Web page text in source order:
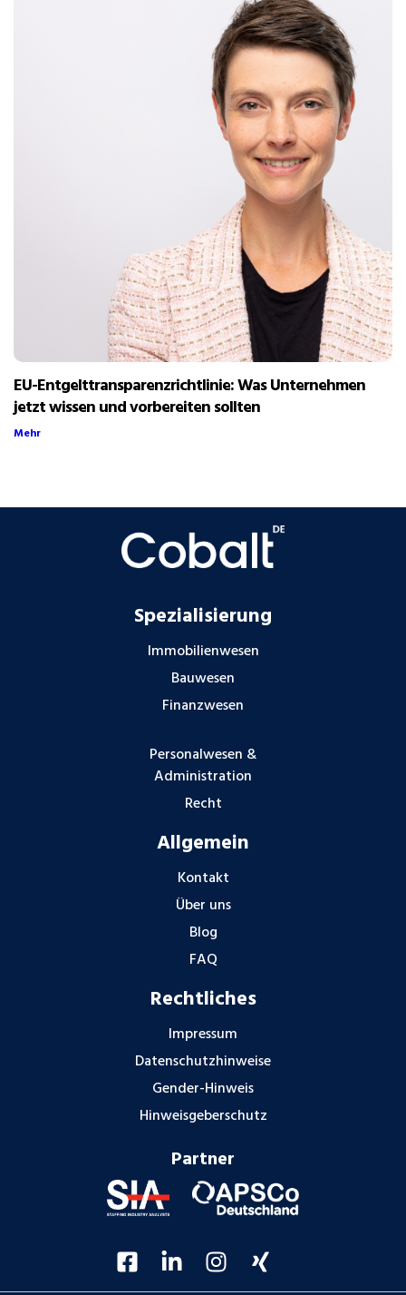
EU-Entgelttransparenzrichtlinie: Was Unternehmen
jetzt wissen und vorbereiten sollten
Mehr
Spezialisierung
Immobilienwesen
Bauwesen
Finanzwesen
Personalwesen &
Administration
Recht
Allgemein
Kontakt
Über uns
Blog
FAQ
Rechtliches
Impressum
Datenschutzhinweise
Gender-Hinweis
Hinweisgeberschutz
Partner